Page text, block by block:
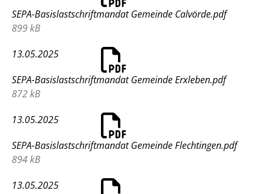
SEPA-Basislastschriftmandat Gemeinde Calvörde.pdf
899 kB
13.05.2025
SEPA-Basislastschriftmandat Gemeinde Erxleben.pdf
872 kB
13.05.2025
SEPA-Basislastschriftmandat Gemeinde Flechtingen.pdf
894 kB
13.05.2025